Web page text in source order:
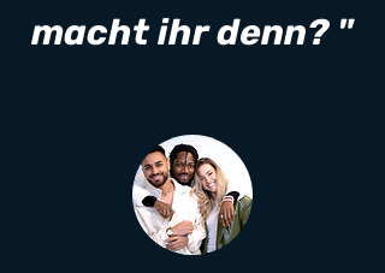
macht ihr denn? "